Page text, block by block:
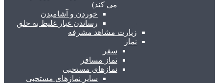
می کند)
خوردن و آشامیدن
رساندن غبار غلیظ به حلق
زیارت مشاهد مشرفه
نماز
سفر
نماز مسافر
نمازهای مستحبی
سایر نمازهای مستحبی